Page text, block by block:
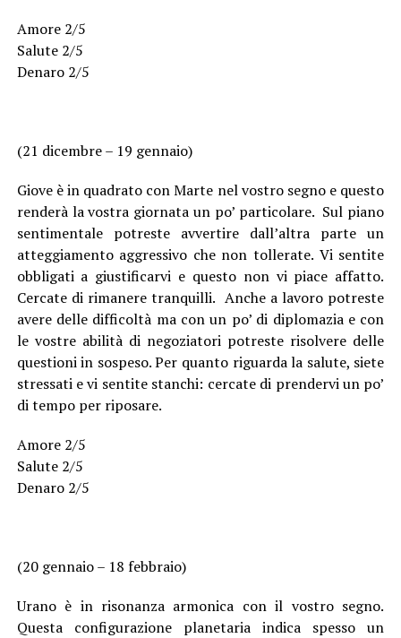
Amore 2/5
Salute 2/5
Denaro 2/5
(21 dicembre – 19 gennaio)
Giove è in quadrato con Marte nel vostro segno e questo
renderà la vostra giornata un po’ particolare. Sul piano
sentimentale potreste avvertire dall’altra parte un
atteggiamento aggressivo che non tollerate. Vi sentite
obbligati a giustificarvi e questo non vi piace affatto.
Cercate di rimanere tranquilli. Anche a lavoro potreste
avere delle difficoltà ma con un po’ di diplomazia e con
le vostre abilità di negoziatori potreste risolvere delle
questioni in sospeso. Per quanto riguarda la salute, siete
stressati e vi sentite stanchi: cercate di prendervi un po’
di tempo per riposare.
Amore 2/5
Salute 2/5
Denaro 2/5
(20 gennaio – 18 febbraio)
Urano è in risonanza armonica con il vostro segno.
Questa configurazione planetaria indica spesso un